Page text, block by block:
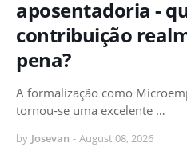
aposentadoria -
contribuição
pena?
A formalização como
tornou-se uma excelente …
by Josevan - August 08, 2026